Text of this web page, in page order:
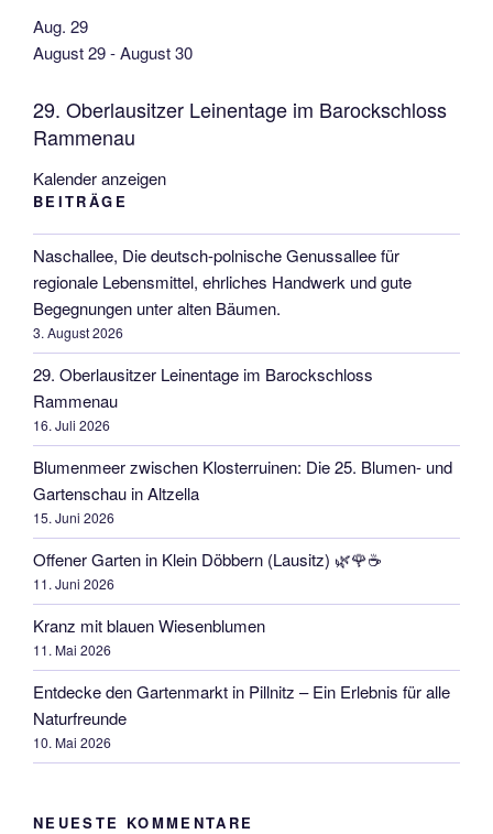
Aug. 29
August 29-August 30
29. Oberlausitzer Leinentage im Barockschloss
Rammenau
Kalender anzeigen
BEITRÄGE
Naschallee, Die deutsch-polnische Genussallee für
regionale Lebensmittel, ehrliches Handwerk und gute
Begegnungen unter alten Bäumen.
3. August 2026
29. Oberlausitzer Leinentage im Barockschloss
Rammenau
16. Juli 2026
Blumenmeer zwischen Klosterruinen: Die 25. Blumen- und
Gartenschau in Altzella
15. Juni 2026
Offener Garten in Klein Döbbern (Lausitz) 🌿🌹☕
11. Juni 2026
Kranz mit blauen Wiesenblumen
11. Mai 2026
Entdecke den Gartenmarkt in Pillnitz – Ein Erlebnis für alle
Naturfreunde
10. Mai 2026
NEUESTE KOMMENTARE